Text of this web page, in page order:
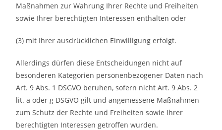
Maßnahmen zur Wahrung Ihrer Rechte und Freiheiten
sowie Ihrer berechtigten Interessen enthalten oder
(3) mit Ihrer ausdrücklichen Einwilligung erfolgt.
Allerdings dürfen diese Entscheidungen nicht auf
besonderen Kategorien personenbezogener Daten nach
Art. 9 Abs. 1 DSGVO beruhen, sofern nicht Art. 9 Abs. 2
lit. a oder g DSGVO gilt und angemessene Maßnahmen
zum Schutz der Rechte und Freiheiten sowie Ihrer
berechtigten Interessen getroffen wurden.